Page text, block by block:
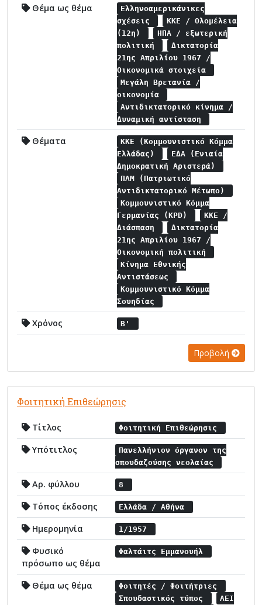
Θέμα ως θέμα
Ελληνοαμερικάνικες
σχέσεις
ΚΚΕ / Ολομέλεια
(12η)
ΗΠΑ / εξωτερική
πολιτική
Δικτατορία
21ης Απριλίου 1967 /
Οικονομικά στοιχεία
Μεγάλη Βρετανία /
οικονομία
Αντιδικτατορικό κίνημα /
Δυναμική αντίσταση
Θέματα
ΚΚΕ (Κομμουνιστικό Κόμμα
Ελλάδας)
ΕΔΑ (Ενιαία
Δημοκρατική Αριστερά)
ΠΑΜ (Πατριωτικό
Αντιδικτατορικό Μέτωπο)
Κομμουνιστικό Κόμμα
Γερμανίας (KPD)
ΚΚΕ /
Διάσπαση
Δικτατορία
21ης Απριλίου 1967 /
Οικονομική πολιτική
Κίνημα Εθνικής
Αντιστάσεως
Κομμουνιστικό Κόμμα
Σουηδίας
Χρόνος Β'
Προβολή
Φοιτητική Επιθεώρησις
Τίτλος Φοιτητική Επιθεώρησις
Υπότιτλος
Πανελλήνιον όργανον της
σπουδαζούσης νεολαίας
Αρ. φύλλου 8
Τόπος έκδοσης Ελλάδα / Αθήνα
Ημερομηνία 1/1957
Φυσικό
πρόσωπο ως θέμα
Φαλτάιτς Εμμανουήλ
Θέμα ως θέμα
Φοιτητές / Φοιτήτριες
Σπουδαστικός τύπος
ΑΕΙ